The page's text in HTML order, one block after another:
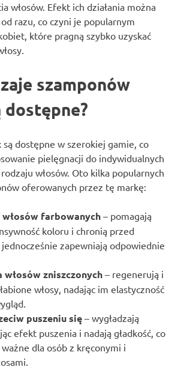
włosów. Efekt ich działania można
razu, co czyni je popularnym
które pragną szybko uzyskać
szamponów
dostępne w szerokiej gamie, co
pielęgnacji do indywidualnych
włosów. Oto kilka popularnych
oferowanych przez tę markę:
włosów farbowanych – pomagają
koloru i chronią przed
zapewniają odpowiednie
włosów zniszczonych – regenerują i
włosy, nadając im elastyczność
puszeniu się – wygładzają
efekt puszenia i nadają gładkość, co
dla osób z kręconymi i